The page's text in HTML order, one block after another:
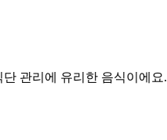
관리에 유리한 음식이에요.